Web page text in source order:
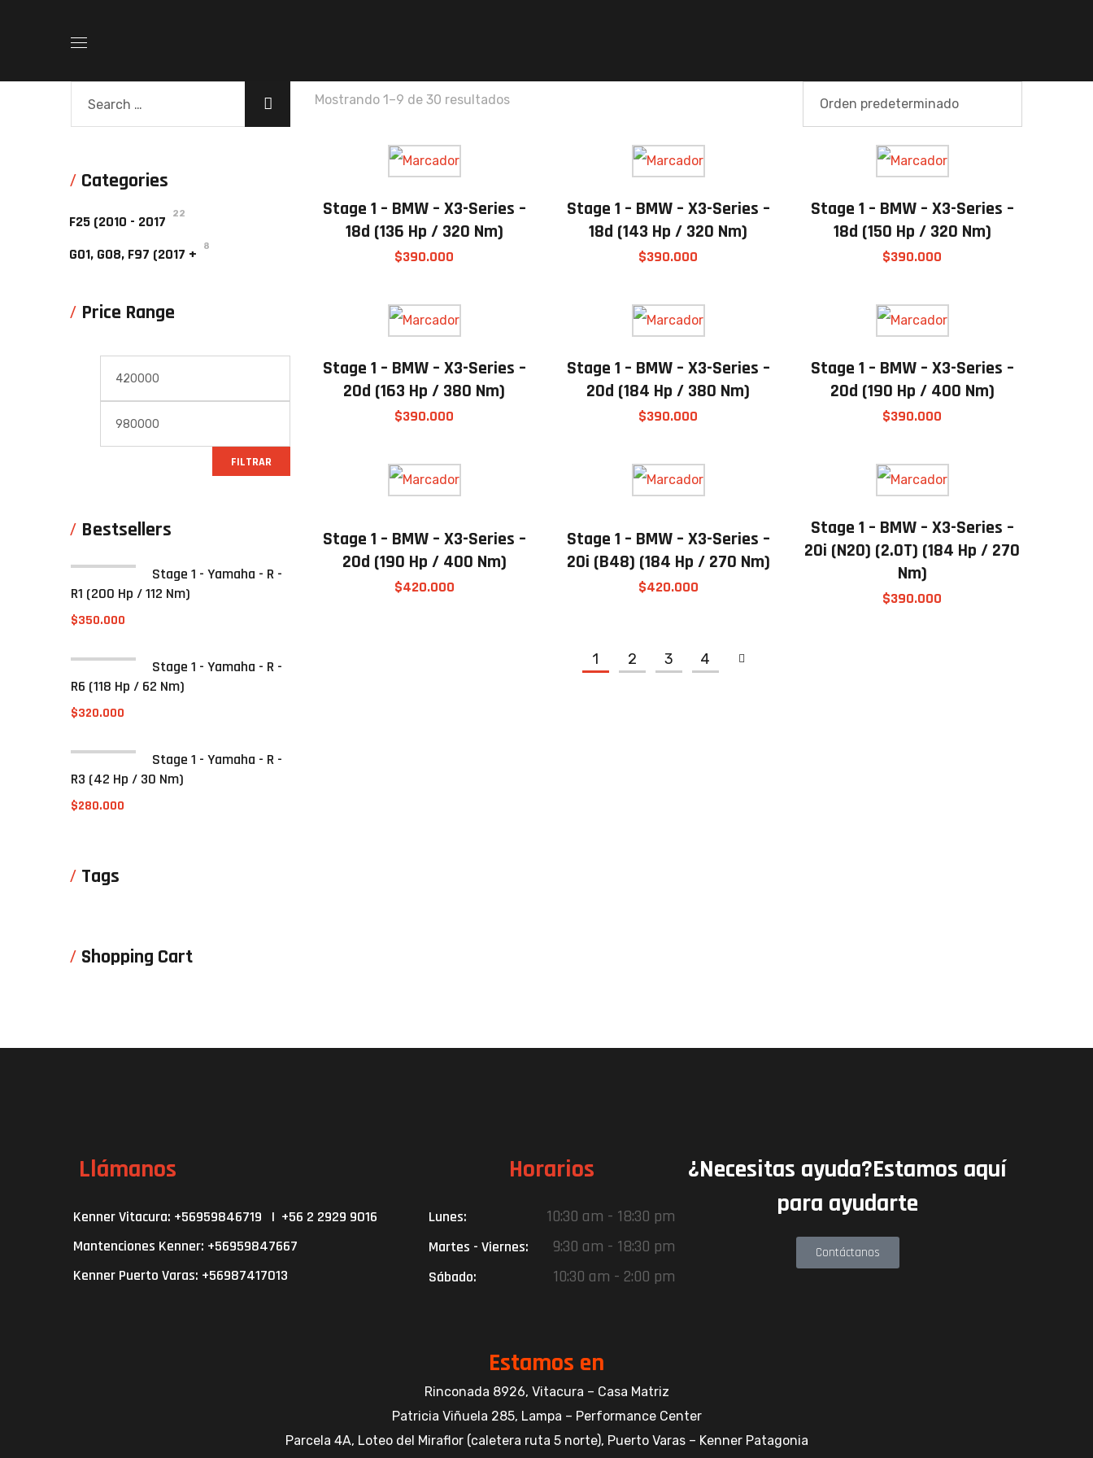
Mostrando 1–9 de 30 resultados
Stage 1 – BMW – X3-Series –
18d (136 Hp / 320 Nm)
$390.000
Stage 1 – BMW – X3-Series –
18d (143 Hp / 320 Nm)
$390.000
Stage 1 – BMW – X3-Series –
18d (150 Hp / 320 Nm)
$390.000
Stage 1 – BMW – X3-Series –
20d (163 Hp / 380 Nm)
$390.000
Stage 1 – BMW – X3-Series –
20d (184 Hp / 380 Nm)
$390.000
Stage 1 – BMW – X3-Series –
20d (190 Hp / 400 Nm)
$390.000
Stage 1 – BMW – X3-Series –
20d (190 Hp / 400 Nm)
$420.000
Stage 1 – BMW – X3-Series –
20i (B48) (184 Hp / 270 Nm)
$420.000
Stage 1 – BMW – X3-Series –
20i (N20) (2.0T) (184 Hp / 270
Nm)
$390.000
1 2 3 4
Categories
F25 (2010 - 2017 22
G01, G08, F97 (2017 + 8
Price Range
FILTRAR
Bestsellers
Stage 1 - Yamaha - R -
R1 (200 Hp / 112 Nm)
$350.000
Stage 1 - Yamaha - R -
R6 (118 Hp / 62 Nm)
$320.000
Stage 1 - Yamaha - R -
R3 (42 Hp / 30 Nm)
$280.000
Tags
Shopping Cart
Llámanos
Kenner Vitacura: +56959846719 | +56 2 2929 9016
Mantenciones Kenner: +56959847667
Kenner Puerto Varas: +56987417013
Horarios
Lunes: 10:30 am - 18:30 pm
Martes - Viernes: 9:30 am - 18:30 pm
Sábado: 10:30 am - 2:00 pm
¿Necesitas ayuda?Estamos aquí
para ayudarte
Contáctanos
Estamos en
Rinconada 8926, Vitacura – Casa Matriz
Patricia Viñuela 285, Lampa – Performance Center
Parcela 4A, Loteo del Miraflor (caletera ruta 5 norte), Puerto Varas – Kenner Patagonia